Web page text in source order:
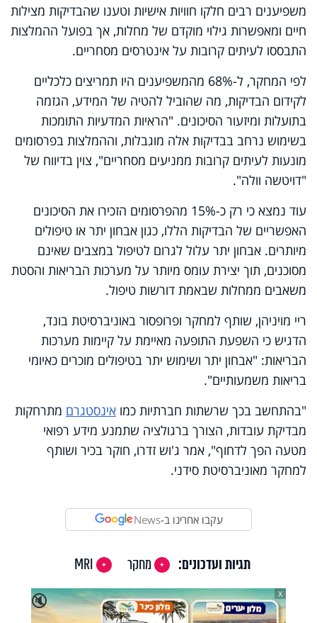
משפיענים רבים חלקו חוויות אישיות וטענו שהבדיקות מצילות
חיים ומאפשרות גילוי מוקדם של מחלות, אך בפועל ההמלצות
התבססו לעיתים קרובות על אינטרסים מסחריים.
לפי המחקר, ל-68% מהמשפיענים היו תמריצים כלכליים
לקידום הבדיקות, מה שהוביל להטיה של המידע, הגזמה
בתועלות ומיזעור הסיכונים. "הראיות המדעיות התומכות
בשימוש נרחב בבדיקות אלה מוגבלות, וההמלצות בפרסומים
מונעות לעיתים קרובות ממניעים מסחריים", צוין בדיווח של
"דויטשה וולה".
עוד נמצא כי רק כ-15% מהפרסומים הזכירו את הסיכונים
האפשריים של הבדיקות הללו, כגון אבחון יתר או טיפולים
מיותרים. אבחון יתר עלול לגרום לטיפול במצבים שאינם
מסוכנים, תוך יצירת עומס מיותר על מערכות הבריאות והסטת
משאבים ממחלות שבאמת דורשות טיפול.
ריי מויניהן, שותף למחקר ופרופסור באוניברסיטת בונד,
הדגיש כי השפעת התופעה מאיימת על קיימות מערכות
הבריאות: "אבחון יתר ושימוש יתר בטיפולים מוכרים כאיומי
בריאות משמעותיים".
"בהתחשב בכך שרשתות חברתיות כמו אינסטגרם מתרחקות
מבדיקת עובדות, הצורך ברגולציה שתמנע מידע רפואי
מטעה הפך לדחוף", אמר ג'וש זדרו, חוקר בכיר ושותף
למחקר מאוניברסיטת סידני.
עקבו אחרינו ב-News
תגיות ועדכונים: מחקר
MRI
🔇
X